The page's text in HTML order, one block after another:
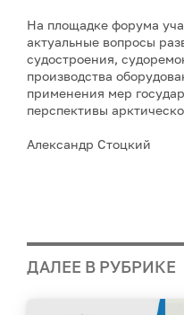
На площадке форума
актуальные вопросы
судостроения,
производства
применения мер
перспективы
Александр Стоцкий
ДАЛЕЕ В РУБРИКЕ